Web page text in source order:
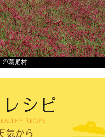
@葛尾村